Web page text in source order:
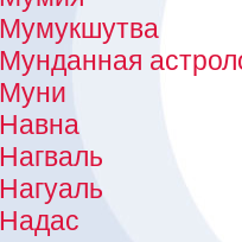
Мумукшутва
Мунданная
Муни
Навна
Нагваль
Нагуаль
Надас